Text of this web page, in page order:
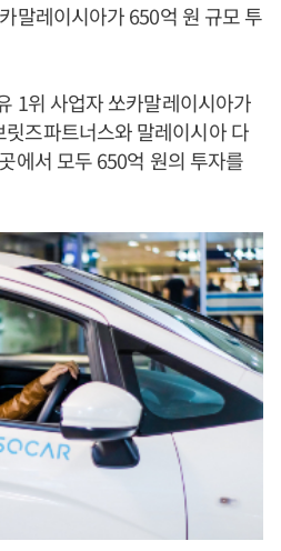
말레이시아가 650억 원 규모 투
1위 사업자 쏘카말레이시아가
즈파트너스와 말레이시아 다
에서 모두 650억 원의 투자를